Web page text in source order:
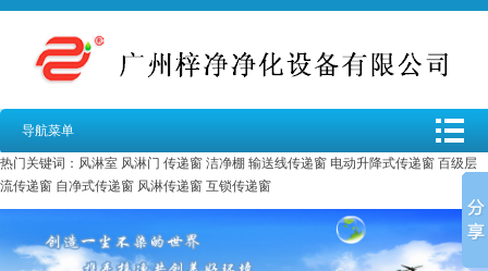
导航菜单
热门关键词： 风淋室 风淋门 传递窗 洁净棚 输送线传递窗 电动升降式传递窗 百级层
流传递窗 自净式传递窗 风淋传递窗 互锁传递窗